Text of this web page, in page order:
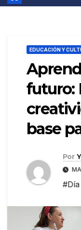
EDUCACIÓN Y
futuro:
base
Por